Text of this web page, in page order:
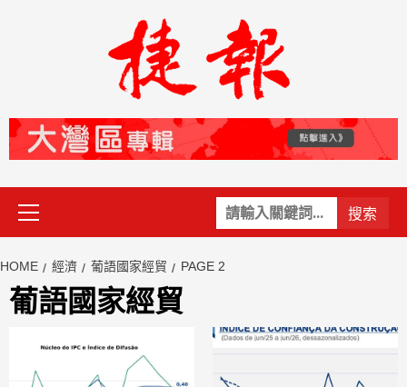
關
鍵
Primary
Menu
HOME 經濟 葡語國家經貿 PAGE 2
葡語國家經貿